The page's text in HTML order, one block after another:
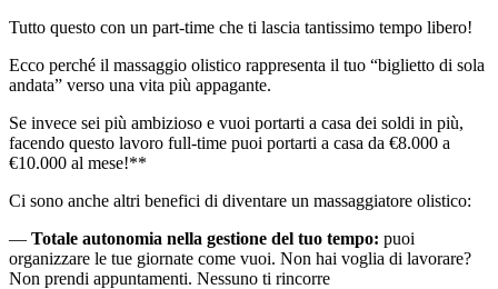
Tutto questo con un part-time che ti lascia tantissimo tempo libero!
Ecco perché il massaggio olistico rappresenta il tuo “biglietto di sola
andata” verso una vita più appagante.
Se invece sei più ambizioso e vuoi portarti a casa dei soldi in più,
facendo questo lavoro full-time puoi portarti a casa da €8.000 a
€10.000 al mese!**
Ci sono anche altri benefici di diventare un massaggiatore olistico:
— Totale autonomia nella gestione del tuo tempo: puoi
organizzare le tue giornate come vuoi. Non hai voglia di lavorare?
Non prendi appuntamenti. Nessuno ti rincorre